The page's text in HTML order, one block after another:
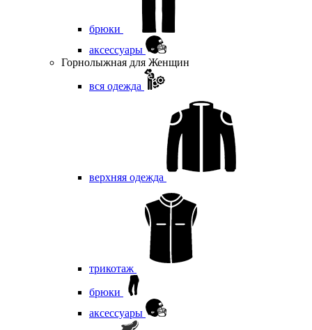
брюки
аксессуары
Горнолыжная для Женщин
вся одежда
верхняя одежда
трикотаж
брюки
аксессуары